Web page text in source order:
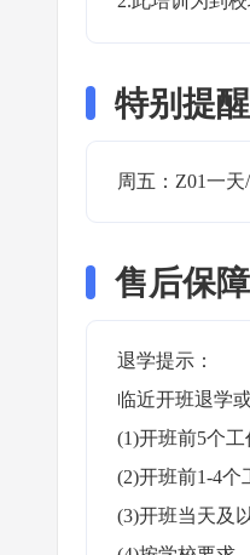
特别提醒
周五：Z01一
售后保障
退学提示：
临近开班退学
(1)开班前5个
(2)开班前1-4个
(3)开班当天及